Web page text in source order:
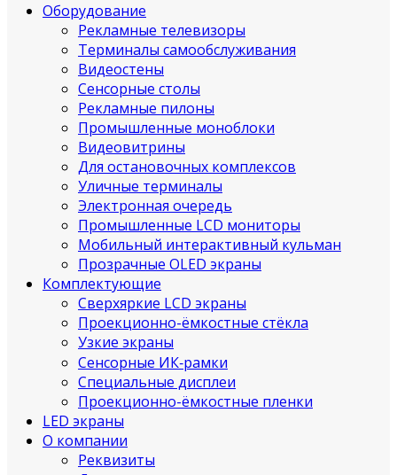
Сенсорные
рекламные
телевизоры
помещения
Всепогодные
рекламные
телевизоры
(уличные)
Оборудование
Рекламные телевизоры
Терминалы самообслуживания
Видеостены
Сенсорные столы
Рекламные пилоны
Промышленные моноблоки
Видеовитрины
Для остановочных комплексов
Уличные терминалы
Электронная очередь
Промышленные LCD мониторы
Мобильный интерактивный кульман
Прозрачные OLED экраны
Комплектующие
Сверхяркие LCD экраны
Проекционно-ёмкостные стёкла
Узкие экраны
Сенсорные ИК‑рамки
Специальные дисплеи
Проекционно-ёмкостные пленки
LED экраны
О компании
Реквизиты